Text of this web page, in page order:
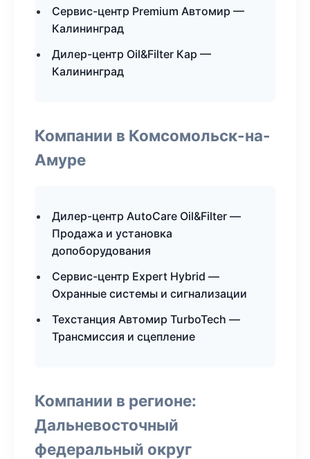
Сервис-центр Premium Автомир —
Калининград
Дилер-центр Oil&Filter Кар —
Калининград
Компании в Комсомольск-на-
Амуре
Дилер-центр AutoCare Oil&Filter —
Продажа и установка
допоборудования
Сервис-центр Expert Hybrid —
Охранные системы и сигнализации
Техстанция Автомир TurboTech —
Трансмиссия и сцепление
Компании в регионе:
Дальневосточный
федеральный округ